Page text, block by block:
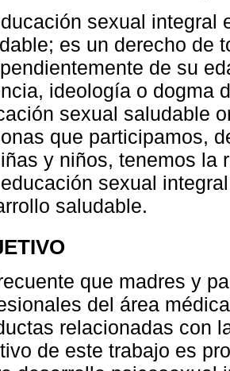
sexual integral
es un derecho de
de su
ideología o dogma
sexual saludable
que participamos,
y niños, tenemos la
sexual
saludable.
que madres y
del área
relacionadas con
de este trabajo es